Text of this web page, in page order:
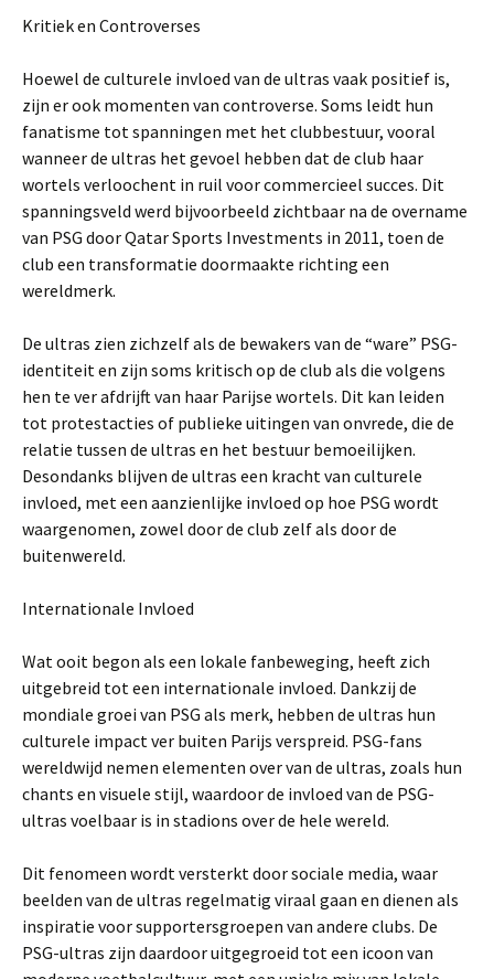
Kritiek en Controverses
Hoewel de culturele invloed van de ultras vaak positief is,
zijn er ook momenten van controverse. Soms leidt hun
fanatisme tot spanningen met het clubbestuur, vooral
wanneer de ultras het gevoel hebben dat de club haar
wortels verloochent in ruil voor commercieel succes. Dit
spanningsveld werd bijvoorbeeld zichtbaar na de overname
van PSG door Qatar Sports Investments in 2011, toen de
club een transformatie doormaakte richting een
wereldmerk.
De ultras zien zichzelf als de bewakers van de “ware” PSG-
identiteit en zijn soms kritisch op de club als die volgens
hen te ver afdrijft van haar Parijse wortels. Dit kan leiden
tot protestacties of publieke uitingen van onvrede, die de
relatie tussen de ultras en het bestuur bemoeilijken.
Desondanks blijven de ultras een kracht van culturele
invloed, met een aanzienlijke invloed op hoe PSG wordt
waargenomen, zowel door de club zelf als door de
buitenwereld.
Internationale Invloed
Wat ooit begon als een lokale fanbeweging, heeft zich
uitgebreid tot een internationale invloed. Dankzij de
mondiale groei van PSG als merk, hebben de ultras hun
culturele impact ver buiten Parijs verspreid. PSG-fans
wereldwijd nemen elementen over van de ultras, zoals hun
chants en visuele stijl, waardoor de invloed van de PSG-
ultras voelbaar is in stadions over de hele wereld.
Dit fenomeen wordt versterkt door sociale media, waar
beelden van de ultras regelmatig viraal gaan en dienen als
inspiratie voor supportersgroepen van andere clubs. De
PSG-ultras zijn daardoor uitgegroeid tot een icoon van